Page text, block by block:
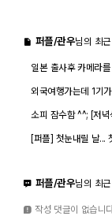
퍼플/관우님의 최
일본 출사후 카메라
외국여행가는데 1기
소피 잠수함 ^^; [저녁
[퍼플] 첫눈내릴 날...
퍼플/관우님의 최
작성 댓글이 없습니